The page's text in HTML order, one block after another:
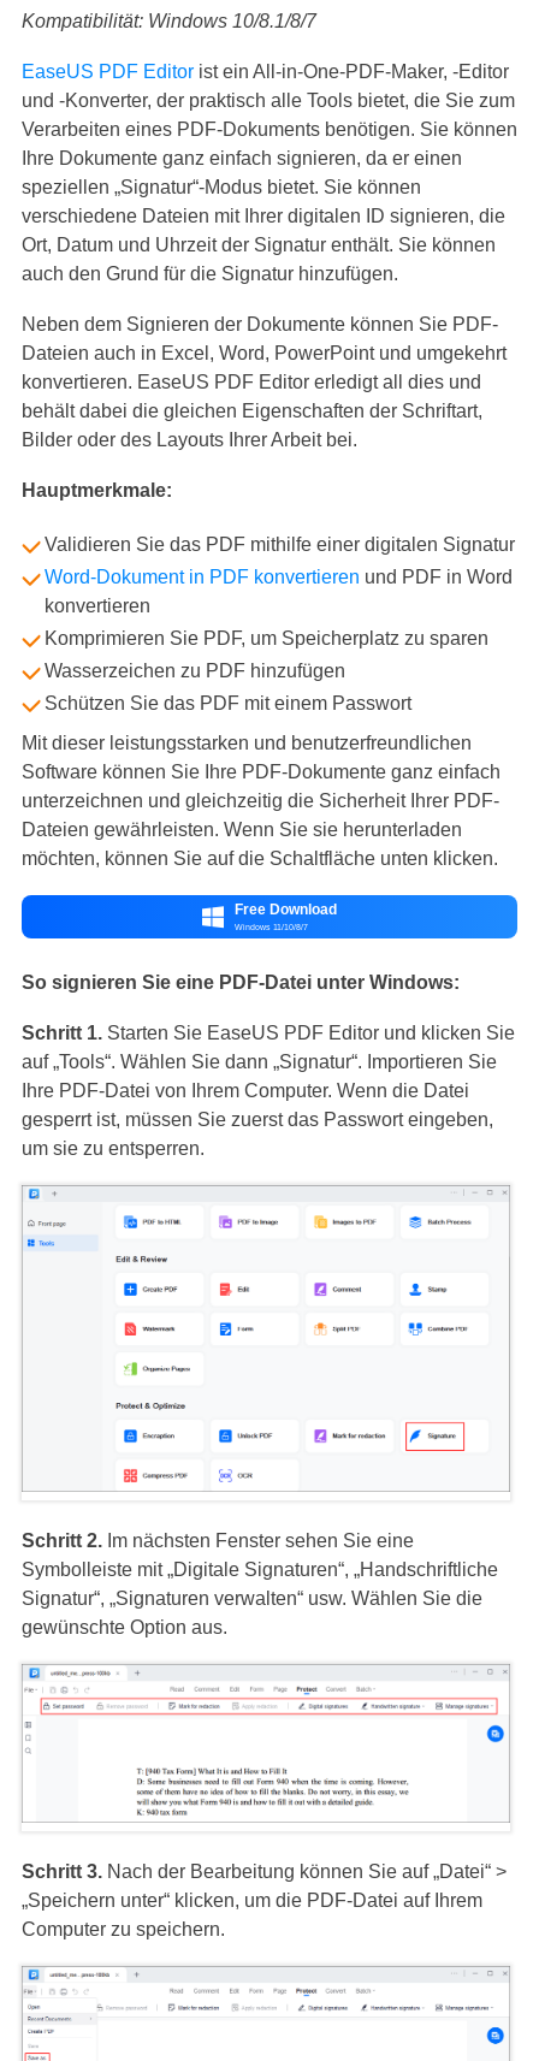
Kompatibilität: Windows 10/8.1/8/7
EaseUS PDF Editorist ein All-in-One-PDF-Maker, -Editor
und -Konverter, der praktisch alle Tools bietet, die Sie zum
Verarbeiten eines PDF-Dokuments benötigen. Sie können
Ihre Dokumente ganz einfach signieren, da er einen
speziellen „Signatur“-Modus bietet. Sie können
verschiedene Dateien mit Ihrer digitalen ID signieren, die
Ort, Datum und Uhrzeit der Signatur enthält. Sie können
auch den Grund für die Signatur hinzufügen.
Neben dem Signieren der Dokumente können Sie PDF-
Dateien auch in Excel, Word, PowerPoint und umgekehrt
konvertieren. EaseUS PDF Editor erledigt all dies und
behält dabei die gleichen Eigenschaften der Schriftart,
Bilder oder des Layouts Ihrer Arbeit bei.
Hauptmerkmale:
Validieren Sie das PDF mithilfe einer digitalen Signatur
Word-Dokument in PDF konvertieren und PDF in Word
konvertieren
Komprimieren Sie PDF, um Speicherplatz zu sparen
Wasserzeichen zu PDF hinzufügen
Schützen Sie das PDF mit einem Passwort
Mit dieser leistungsstarken und benutzerfreundlichen
Software können Sie Ihre PDF-Dokumente ganz einfach
unterzeichnen und gleichzeitig die Sicherheit Ihrer PDF-
Dateien gewährleisten. Wenn Sie sie herunterladen
möchten, können Sie auf die Schaltfläche unten klicken.
 Free Download
Windows 11/10/8/7
So signieren Sie eine PDF-Datei unter Windows:
Schritt 1.Starten Sie EaseUS PDF Editor und klicken Sie
auf „Tools“. Wählen Sie dann „Signatur“. Importieren Sie
Ihre PDF-Datei von Ihrem Computer. Wenn die Datei
gesperrt ist, müssen Sie zuerst das Passwort eingeben,
um sie zu entsperren.
Schritt 2.Im nächsten Fenster sehen Sie eine
Symbolleiste mit „Digitale Signaturen“, „Handschriftliche
Signatur“, „Signaturen verwalten“ usw. Wählen Sie die
gewünschte Option aus.
Schritt 3.Nach der Bearbeitung können Sie auf „Datei“ >
„Speichern unter“ klicken, um die PDF-Datei auf Ihrem
Computer zu speichern.